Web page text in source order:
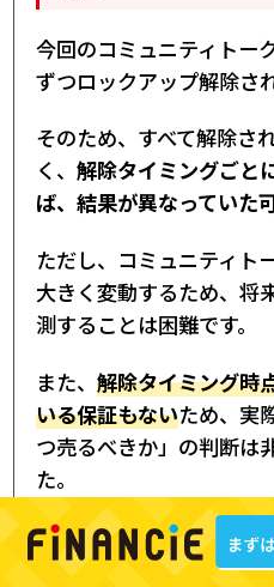
今回のコミュニティトー
ずつロックアップ解除さ
そのため、すべて解除さ
く、 解除タイミングごと
ば、結果が異なっていた
ただし、コミュニティト
大きく変動するため、将
測することは困難です。
また、 解除タイミング時
いる保証もないため、実
つ売るべきか」の判断は
た。
初回ファンディング
高値を経験